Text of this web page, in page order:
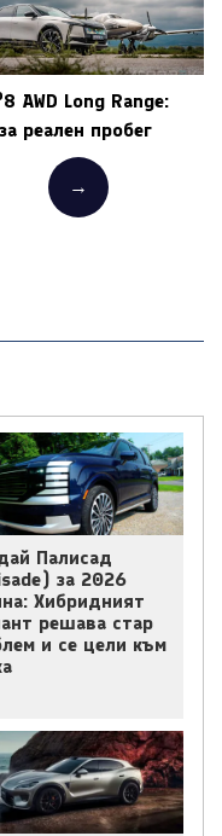
AWD Long Range:
реален пробег
→
Палисад
за 2026
Хибридният
решава стар
и се цели към